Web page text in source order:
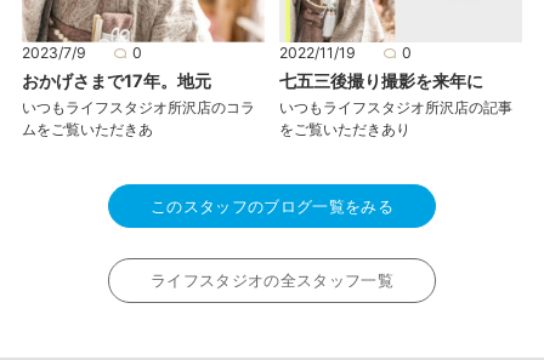
2023/7/9 0
おかげさまで17年。地元
いつもライフスタジオ所沢店のコラ
ムをご覧いただきあ
2022/11/19 0
七五三後撮り撮影を来年に
いつもライフスタジオ所沢店の記事
をご覧いただきあり
このスタッフのブログ一覧をみる
ライフスタジオの全スタッフ一覧